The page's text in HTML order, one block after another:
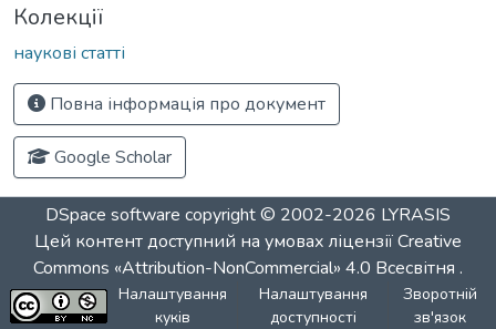
Колекції
наукові статті
Повна інформація про документ
Google Scholar
DSpace software copyright © 2002-2026 LYRASIS
Цей контент доступний на умовах ліцензіїCreative
Commons «Attribution-NonCommercial» 4.0 Всесвітня .
Налаштування
куків
Налаштування
доступності
Зворотній
зв'язок